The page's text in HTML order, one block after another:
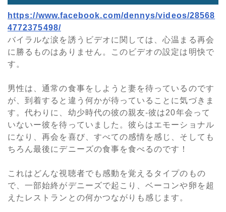
https://www.facebook.com/dennys/videos/28568
4772375498/
バイラルな涙を誘うビデオに関しては、心温まる再会
に勝るものはありません。このビデオの設定は明快で
す。
男性は、通常の食事をしようと妻を待っているのです
が、到着すると違う何かが待っていることに気づきま
す。代わりに、幼少時代の彼の親友-彼は20年会って
いないー彼を待っていました。彼らはエモーショナル
になり、再会を喜び、すべての感情を感じ、そしても
ちろん最後にデニーズの食事を食べるのです！
これはどんな視聴者でも感動を覚えるタイプのもの
で、一部始終がデニーズで起こり、ベーコンや卵を超
えたレストランとの何かつながりも感じます。